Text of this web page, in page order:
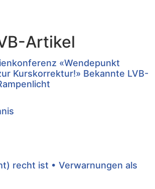
Artikel
«Wendepunkt
Kurskorrektur!» Bekannte LVB-
recht ist • Verwarnungen als